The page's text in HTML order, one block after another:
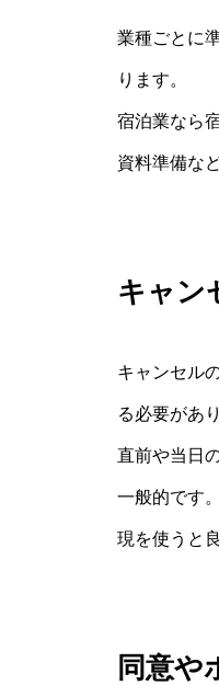
業種ごとに
ります。
宿泊業なら
資料準備な
キャン
キャンセル
る必要があ
直前や当日
一般的です
現を使うと
同意や